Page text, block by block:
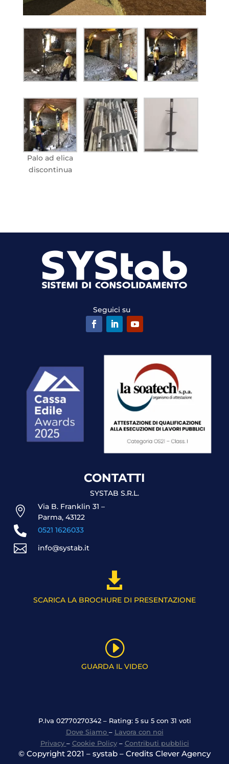
Palo ad elica
discontinua
Seguici su
CONTATTI
SYSTAB S.R.L.

Via B. Franklin 31 –
Parma, 43122
 0521 1626033
 info@systab.it

SCARICA LA BROCHURE DI PRESENTAZIONE
I
GUARDA IL VIDEO
P.Iva 02770270342 – Rating: 5 su 5 con 31 voti
Dove Siamo – Lavora con noi
Privacy – Cookie Policy– Contributi pubblici
© Copyright 2021 – systab – Credits Clever Agency